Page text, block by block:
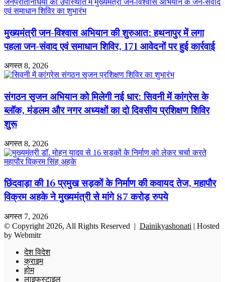
मुख्यमंत्री जन-विश्वास अभियान की शुरुआत: हथनापुर में लगा
पहला जन-संवाद एवं समाधान शिविर, 171 आवेदनों पर हुई कार्रवाई
अगस्त 8, 2026
संगठन सृजन अभियान को मिलेगी नई धार: सिवनी में कांग्रेस के
ब्लॉक, मंडलम और नगर अध्यक्षों का दो दिवसीय प्रशिक्षण शिविर
शुरू
अगस्त 8, 2026
छिंदवाड़ा की 16 प्रमुख सड़कों के निर्माण की कवायद तेज, महापौर
विक्रम अहके ने मुख्यमंत्री से मांगे 87 करोड़ रुपये
अगस्त 7, 2026
© Copyright 2026, All Rights Reserved | Dainikyashonati | Hosted
by Webmitr
देश विदेश
क्राइम
होम
लाइफस्टाइल